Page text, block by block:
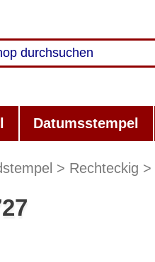
Datumsstempel
Rechteckig